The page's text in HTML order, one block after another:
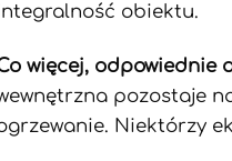
obiektu.
więcej, odpowiednie
pozostaje
Niektórzy